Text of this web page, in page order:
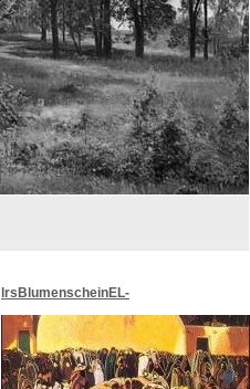
lrsBlumenscheinEL-
MoonMorningstar&EveStar.
Blumenschein,